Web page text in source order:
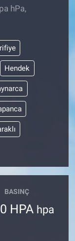
hPa,
Hendek
BASINÇ
HPA hpa